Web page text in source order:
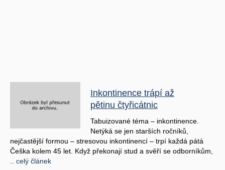
Inkontinence trápí až
pětinu čtyřicátnic
Tabuizované téma – inkontinence.
Netýká se jen starších ročníků,
nejčastější formou – stresovou inkontinencí – trpí každá pátá
Češka kolem 45 let. Když překonají stud a svěří se odborníkům,
celý článek